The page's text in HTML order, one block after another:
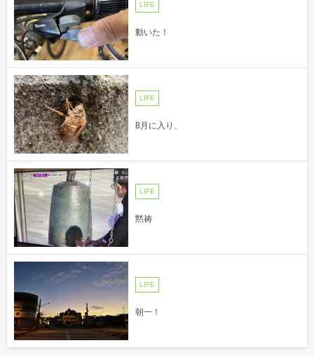
LIFE
動いた！
LIFE
8月に入り、
LIFE
黙祷
LIFE
朝一！